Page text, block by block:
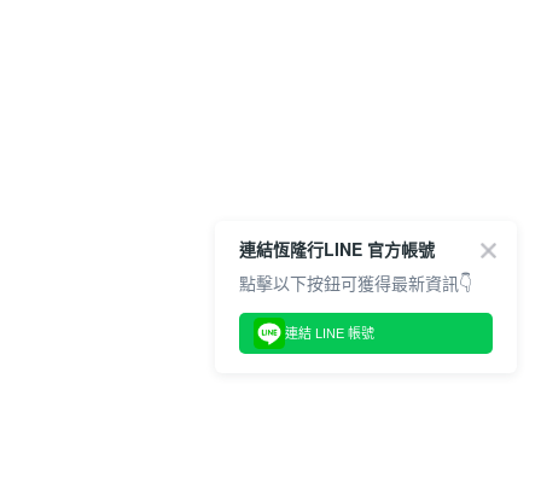
連結恆隆行LINE 官方帳號
點擊以下按鈕可獲得最新資訊👇
連結 LINE 帳號